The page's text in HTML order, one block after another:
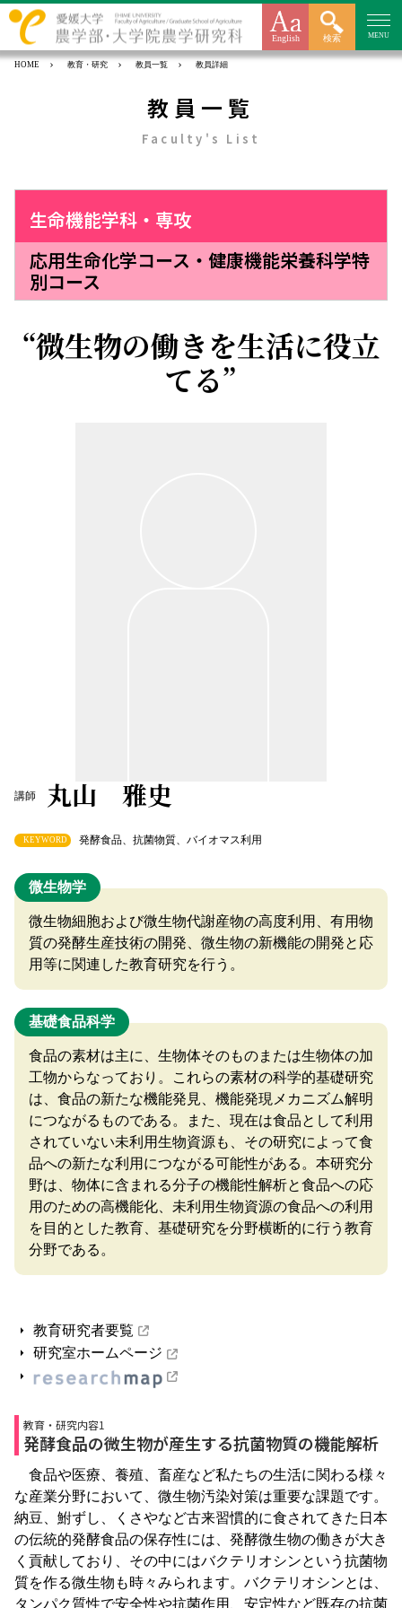
English 検索 MENU
HOME 教育・研究 教員一覧 教員詳細
教員一覧
Faculty's List
生命機能学科・専攻
応用生命化学コース・健康機能栄養科学特
別コース
微生物の働きを生活に役立
てる
講師 丸山 雅史
KEYWORD 発酵食品、抗菌物質、バイオマス利用
微生物学
微生物細胞および微生物代謝産物の高度利用、有用物
質の発酵生産技術の開発、微生物の新機能の開発と応
用等に関連した教育研究を行う。
基礎食品科学
食品の素材は主に、生物体そのものまたは生物体の加
工物からなっており。これらの素材の科学的基礎研究
は、食品の新たな機能発見、機能発現メカニズム解明
につながるものである。また、現在は食品として利用
されていない未利用生物資源も、その研究によって食
品への新たな利用につながる可能性がある。本研究分
野は、物体に含まれる分子の機能性解析と食品への応
用のための高機能化、未利用生物資源の食品への利用
を目的とした教育、基礎研究を分野横断的に行う教育
分野である。
教育研究者要覧
研究室ホームページ
教育・研究内容1
発酵食品の微生物が産生する抗菌物質の機能解析
食品や医療、養殖、畜産など私たちの生活に関わる様々
な産業分野において、微生物汚染対策は重要な課題です。
納豆、鮒ずし、くさやなど古来習慣的に食されてきた日本
の伝統的発酵食品の保存性には、発酵微生物の働きが大き
く貢献しており、その中にはバクテリオシンという抗菌物
質を作る微生物も時々みられます。バクテリオシンとは、
タンパク質性で安全性や抗菌作用、安定性など既存の抗菌